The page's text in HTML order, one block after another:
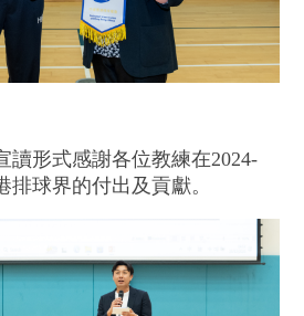
讀形式感謝各位教練在2024-
排球界的付出及貢獻。